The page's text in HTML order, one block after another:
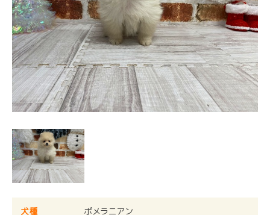
犬種
ポメラニアン